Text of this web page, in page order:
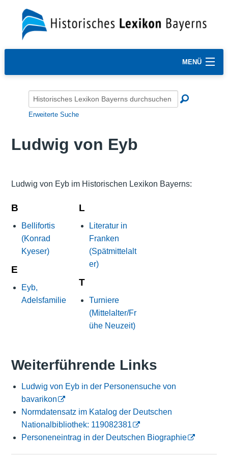
MENÜ
Erweiterte Suche
Ludwig von Eyb
Ludwig von Eyb im Historischen Lexikon Bayerns:
B
Bellifortis
(Konrad
Kyeser)
E
Eyb,
Adelsfamilie
L
Literatur in
Franken
(Spätmittelalt
er)
T
Turniere
(Mittelalter/Fr
ühe Neuzeit)
Weiterführende Links
Ludwig von Eyb in der Personensuche von
bavarikon
Normdatensatz im Katalog der Deutschen
Nationalbibliothek: 119082381
Personeneintrag in der Deutschen Biographie